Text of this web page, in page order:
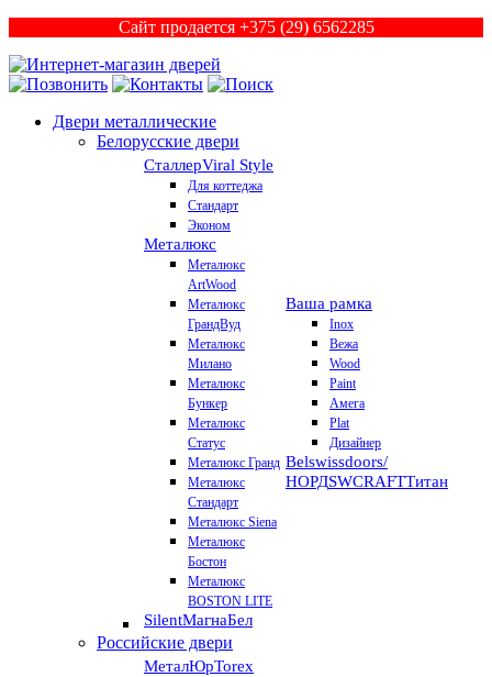
Сайт продается +375 (29) 6562285
Двери металлические
Белорусские двери
СталлерViral Style
Для коттеджа
Стандарт
Эконом
Металюкс
Металюкс
ArtWood
Металюкс
ГрандВуд
Металюкс
Милано
Металюкс
Бункер
Металюкс
Статус
Металюкс Гранд
Металюкс
Стандарт
Металюкс Siena
Металюкс
Бостон
Металюкс
BOSTON LITE
SilentМагнаБел
Ваша рамка
Inox
Вежа
Wood
Paint
Амега
Plat
Дизайнер
Belswissdoors/
НОРДSWCRAFTТитан
Российские двери
МеталЮрTorex